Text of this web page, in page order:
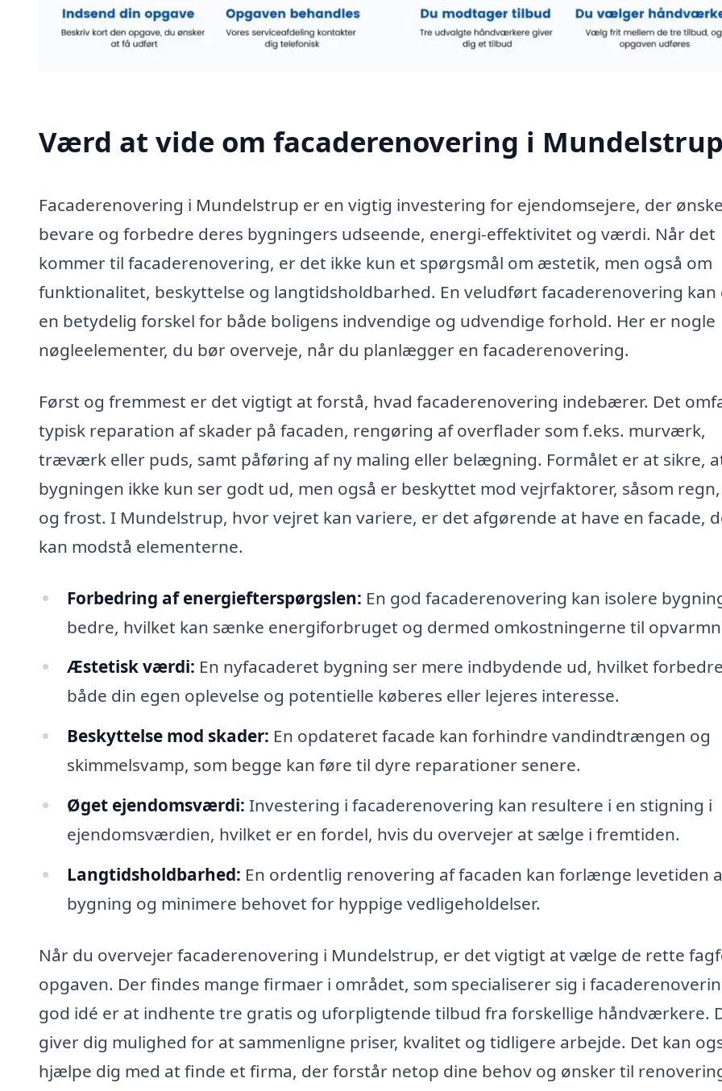
Værd at vide om facaderenovering i
Facaderenovering i Mundelstrup er en vigtig investering for ejendomsejere, der
bevare og forbedre deres bygningers udseende, energi-effektivitet og værdi. Når det
kommer til facaderenovering, er det ikke kun et spørgsmål om æstetik, men også om
funktionalitet, beskyttelse og langtidsholdbarhed. En veludført facaderenovering kan
en betydelig forskel for både boligens indvendige og udvendige forhold. Her er nogle
nøgleelementer, du bør overveje, når du planlægger en facaderenovering.
Først og fremmest er det vigtigt at forstå, hvad facaderenovering indebærer. Det
typisk reparation af skader på facaden, rengøring af overflader som f.eks. murværk,
træværk eller puds, samt påføring af ny maling eller belægning. Formålet er at sikre,
bygningen ikke kun ser godt ud, men også er beskyttet mod vejrfaktorer, såsom
og frost. I Mundelstrup, hvor vejret kan variere, er det afgørende at have en facade,
kan modstå elementerne.
Forbedring af energiefterspørgslen: En god facaderenovering kan isolere
bedre, hvilket kan sænke energiforbruget og dermed omkostningerne til
Æstetisk værdi: En nyfacaderet bygning ser mere indbydende ud, hvilket
både din egen oplevelse og potentielle køberes eller lejeres interesse.
Beskyttelse mod skader: En opdateret facade kan forhindre vandindtrængen og
skimmelsvamp, som begge kan føre til dyre reparationer senere.
Øget ejendomsværdi: Investering i facaderenovering kan resultere i en stigning i
ejendomsværdien, hvilket er en fordel, hvis du overvejer at sælge i fremtiden.
Langtidsholdbarhed: En ordentlig renovering af facaden kan forlænge levetiden
bygning og minimere behovet for hyppige vedligeholdelser.
Når du overvejer facaderenovering i Mundelstrup, er det vigtigt at vælge de rette
opgaven. Der findes mange firmaer i området, som specialiserer sig i
god idé er at indhente tre gratis og uforpligtende tilbud fra forskellige håndværkere.
giver dig mulighed for at sammenligne priser, kvalitet og tidligere arbejde. Det kan
hjælpe dig med at finde et firma, der forstår netop dine behov og ønsker til